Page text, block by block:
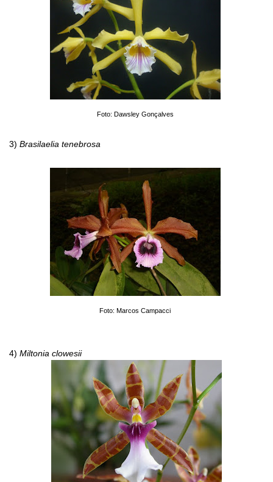
Foto: Dawsley Gonçalves
3) Brasilaelia tenebrosa
Foto: Marcos Campacci
4) Miltonia clowesii